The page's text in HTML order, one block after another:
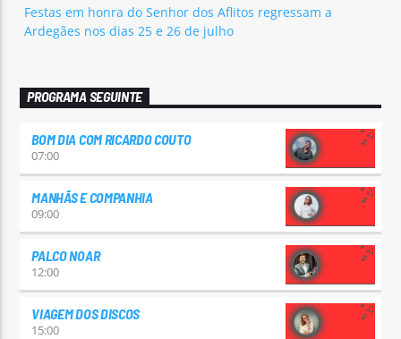
Festas em honra do Senhor dos Aflitos regressam a
Ardegães nos dias 25 e 26 de julho
PROGRAMA SEGUINTE
BOM DIA COM RICARDO COUTO
07:00
MANHÃS E COMPANHIA
09:00
PALCO NOAR
12:00
VIAGEM DOS DISCOS
15:00